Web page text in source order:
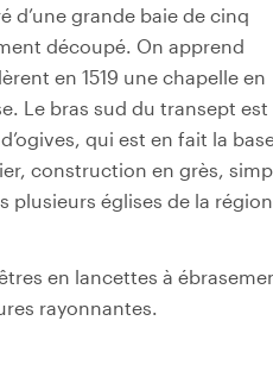
d’une grande baie de cinq
découpé. On apprend
en 1519 une chapelle en
Le bras sud du transept
qui est en fait la
construction en grès,
plusieurs églises de la
en lancettes à
rayonnantes.